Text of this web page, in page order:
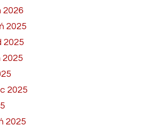
2026
2025
2025
2025
2025
2025